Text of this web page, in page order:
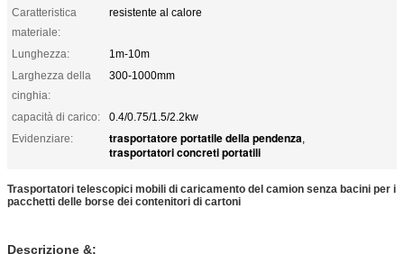
Caratteristica
materiale:
resistente al calore
Lunghezza:
1m-10m
Larghezza della
cinghia:
300-1000mm
capacità di carico:
0.4/0.75/1.5/2.2kw
Evidenziare:
trasportatore portatile della pendenza,
trasportatori concreti portatili
Trasportatori telescopici mobili di caricamento del camion senza bacini per i
pacchetti delle borse dei contenitori di cartoni
Descrizione &: